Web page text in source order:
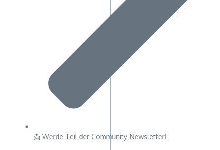
📩 Werde Teil der Community-Newsletter!